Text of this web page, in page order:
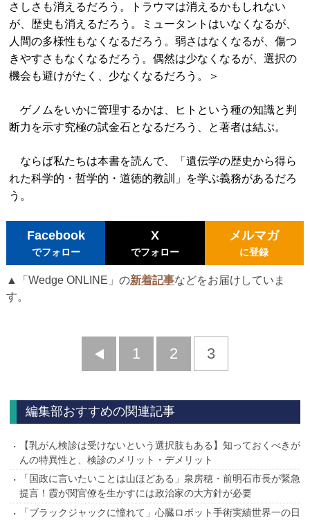
さしさも消えるだろう。トラウマは消えるかもしれない
が、歴史も消えるだろう。ミュータントはいなくなるが、
人間の多様性もなくなるだろう。弱さはなくなるが、傷つ
きやすさもなくなるだろう。偶然は少なくなるが、選択の
機会も避けがたく、少なくなるだろう。＞
ゲノムをいかに管理するかは、ヒトという種の知識と判
断力を示す究極の試金石となるだろう、と著者は結ぶ。
ならば私たちは本書を読んで、「遺伝学の歴史から得ら
れた科学的・哲学的・道徳的教訓」を学ぶ義務があるだろ
う。
Facebook
でフォロー
X
でフォロー
メルマガ
に登録
▲「Wedge ONLINE」の新着記事などをお届けしていま
す。
前
1 2 3
編集部おすすめの関連記事
【乳がん検診は受けないという選択肢もある】知っておくべきが
んの特異性と、検診のメリット・デメリット
「国政に言いたいことは山ほどある」泉房穂・前明石市長が緊急
提言！霞が関官僚を生かすには政治家の大方針が必要
「ブラックジャックに憧れて」心臓ロボット手術実績世界一の日